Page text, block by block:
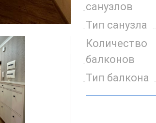
санузлов
Тип санузла
Количество
балконов
Тип балкона